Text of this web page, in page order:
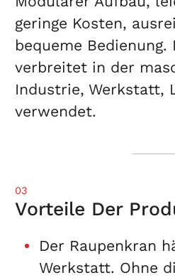
geringe Kosten,
bequeme
verbreitet in der
Industrie, Werkstatt,
verwendet.
03
Vorteile Der
Der Raupenkran
Werkstatt. Ohne